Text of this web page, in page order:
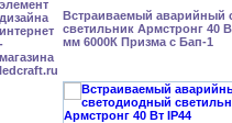
Встраиваемый аварийный
светильник Армстронг 40
мм 6000К Призма с Бап-1